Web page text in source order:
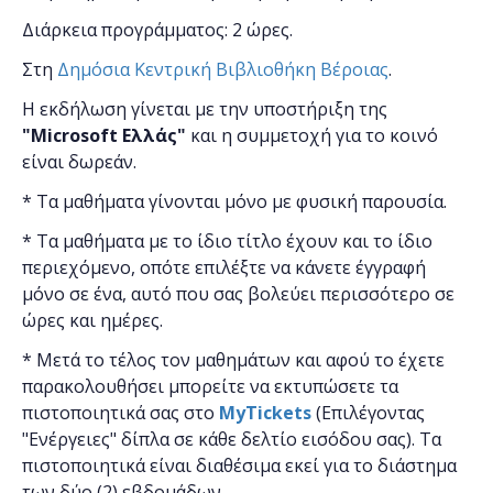
Διάρκεια προγράμματος: 2 ώρες.
Στη Δημόσια Κεντρική Βιβλιοθήκη Βέροιας.
Η εκδήλωση γίνεται με την υποστήριξη της
"Microsoft Ελλάς" και η συμμετοχή για το κοινό
είναι δωρεάν.
* Τα μαθήματα γίνονται μόνο με φυσική παρουσία.
* Τα μαθήματα με το ίδιο τίτλο έχουν και το ίδιο
περιεχόμενο, οπότε επιλέξτε να κάνετε έγγραφή
μόνο σε ένα, αυτό που σας βολεύει περισσότερο σε
ώρες και ημέρες.
* Μετά το τέλος τον μαθημάτων και αφού το έχετε
παρακολουθήσει μπορείτε να εκτυπώσετε τα
πιστοποιητικά ​σας στο MyTickets(Επιλέγοντας
"Ενέργειες" δίπλα σε κάθε δελτίο εισόδου σας). Τα
πιστοποιητικά είναι διαθέσιμα εκεί για το διάστημα